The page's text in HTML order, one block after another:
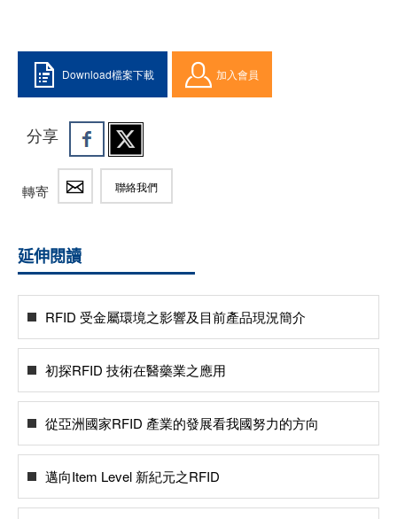
Download檔案下載 加入會員
分享
轉寄 聯絡我們
延伸閱讀
RFID 受金屬環境之影響及目前產品現況簡介
初探RFID 技術在醫藥業之應用
從亞洲國家RFID 產業的發展看我國努力的方向
邁向Item Level 新紀元之RFID